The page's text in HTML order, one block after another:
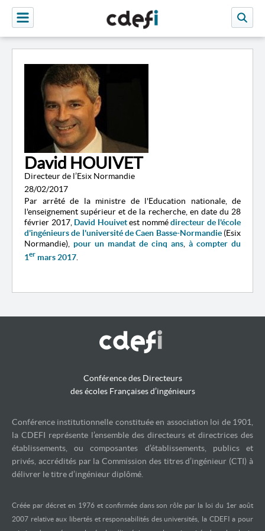
David HOUIVET
Directeur de l’Esix Normandie
28/02/2017
Par arrêté de la ministre de l'Education nationale, de
l'enseignement supérieur et de la recherche, en date du 28
février 2017, David Houivetest nommédirecteur de l'école
d'ingénieurs de l'université de Caen Basse-Normandie(Esix
Normandie), pour un mandat de cinq ans à compter du
1er mars 2017
Conférence des Directeurs
des écoles Françaises d’ingénieurs
Conférence institutionnelle constituée en association loi de 1901,
la CDEFI représente l’ensemble des directeurs et directrices des
établissements, ou composantes d’établissements, publics et
privés, accrédités par la Commission des titres d’ingénieur (CTI) à
délivrer le titre d’ingénieur diplômé.
Créée par décret en 1976 et confirmée dans son rôle par la loi du 1er août
2007 relative aux libertés et responsabilités des universités, la CDEFI a pour